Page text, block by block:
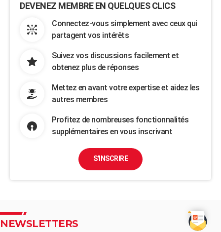
DEVENEZ MEMBRE EN QUELQUES CLICS
Connectez-vous simplement avec ceux qui
partagent vos intérêts
Suivez vos discussions facilement et
obtenez plus de réponses
Mettez en avant votre expertise et aidez les
autres membres
Profitez de nombreuses fonctionnalités
supplémentaires en vous inscrivant
S'INSCRIRE
NEWSLETTERS